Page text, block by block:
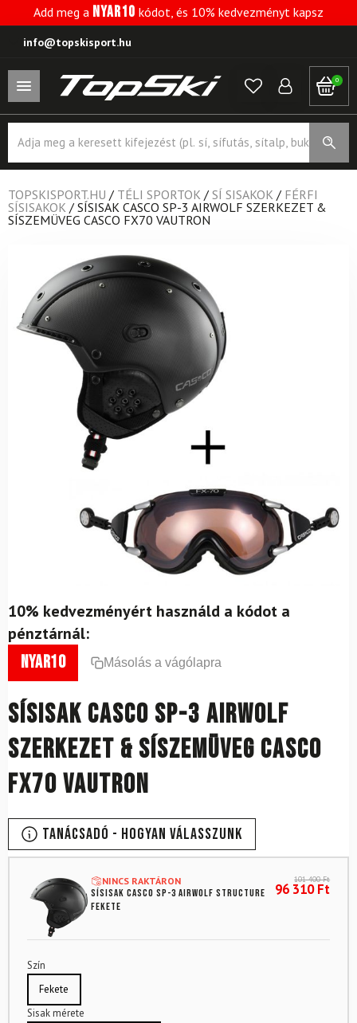
Add meg a NYAR10 kódot, és 10% kedvezményt kapsz
info@topskisport.hu
0
search
TOPSKISPORT.HU / TÉLI SPORTOK / SÍ SISAKOK / FÉRFI
SÍSISAKOK / SÍSISAK CASCO SP-3 AIRWOLF SZERKEZET &
SÍSZEMÜVEG CASCO FX70 VAUTRON
10% kedvezményért használd a kódot a
pénztárnál:
nyar10 Másolás a vágólapra
Sísisak CASCO SP-3 Airwolf
Szerkezet & síszemüveg CASCO
FX70 Vautron
Tanácsadó - Hogyan válasszunk
NINCS RAKTÁRON
Sísisak CASCO SP-3 Airwolf Structure
Fekete
101 400Ft
96 310Ft
Szín
Fekete
Sisak mérete